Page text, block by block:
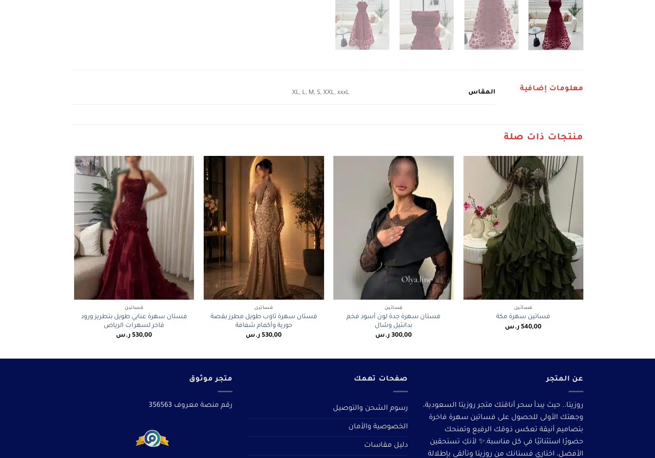
معلومات إضافية المقاس XL, L, M, S, XXL, xxxL
منتجات ذات صلة
فساتين
فساتين سهرة مكة
540,00 ر.س
فساتين
فستان سهرة جدة لون أسود فخم
بدانتيل وشال
300,00 ر.س
فساتين
فستان سهرة تاوب طويل مطرز بقصة
حورية وأكمام شفافة
530,00 ر.س
فساتين
فستان سهرة عنابي طويل بتطريز ورود
فاخر لسهرات الرياض
530,00 ر.س
عن المتجر
روزيتا.. حيث يبدأ سحر أناقتك متجر روزيتا السعودية،
وجهتك الأولى للحصول على فساتين سهرة فاخرة
بتصاميم أنيقة تعكس ذوقك الرفيع وتمنحك
حضورًا استثنائيًا في كل مناسبة.✨ لأنكِ تستحقين
الأفضل، اختاري فستانك من روزيتا وتألقى بإطلالة
صفحات تهمك
رسوم الشحن والتوصيل
الخصوصية والأمان
دليل مقاسات
متجر موثوق
رقم منصة معروف 356563